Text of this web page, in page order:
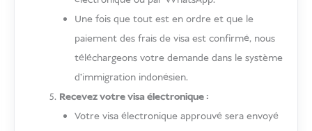
Une fois que tout est en ordre et que le
paiement des frais de visa est confirmé, nous
téléchargeons votre demande dans le système
d'immigration indonésien.
Recevez votre visa électronique :
Votre visa électronique approuvé sera envoyé